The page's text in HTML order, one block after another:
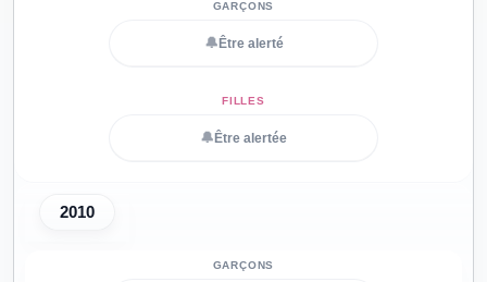
🔔 Être alerté
🔔 Être alertée
2010